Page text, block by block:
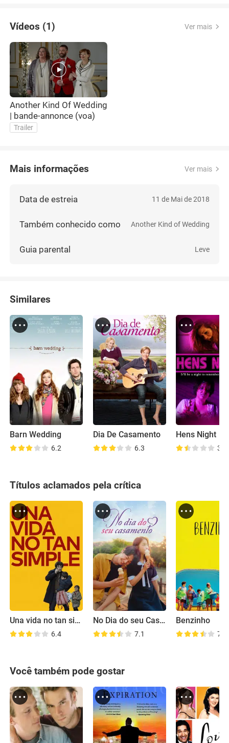
Vídeos (1) Ver mais
Another Kind Of Wedding
| bande-annonce (voa)
Trailer
Mais informações Ver mais
Data de estreia 11 de Mai de 2018
Também conhecido como Another Kind of Wedding
Guia parental Leve
Similares
Barn Wedding
6.2
Dia De Casamento
6.3
Hens Night
3.4
Títulos aclamados pela crítica
Una vida no tan simple
6.4
No Dia do seu Casamento
7.1
Benzinho
7.1
Você também pode gostar